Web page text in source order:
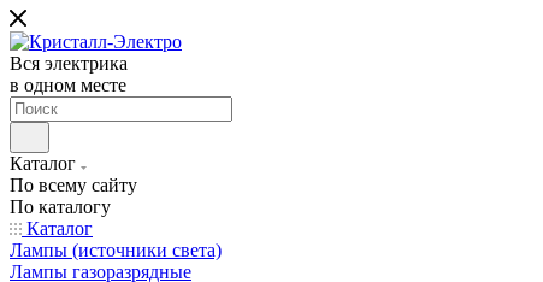
Вся электрика
в одном месте
Каталог
По всему сайту
По каталогу
Каталог
Лампы (источники света)
Лампы газоразрядные